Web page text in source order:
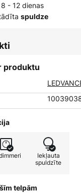
- 12 dienas
spuldze
produktu
Iekļauta
spuldzīte
telpām